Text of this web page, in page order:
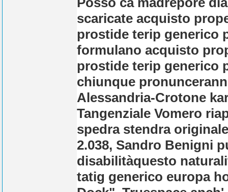
scaricate acquisto
prostide terip generico
formulano acquisto
prostide terip generico
chiunque
Alessandria-Crotone
Tangenziale Vomero
spedra stendra
2.038, Sandro Benigni
disabilitàquesto
tatig generico europa